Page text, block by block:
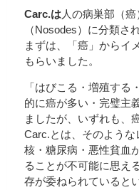
Carc.は人の病巣部（
（Nosodes）に分類さ
まずは、「癌」からイ
もらいました。
「はびこる・増殖する
的に癌が多い・完璧主
ましたが、いずれも、
Carc.とは、そのよう
核・糖尿病・悪性貧血
ることが不可能に思え
存が委ねられていると